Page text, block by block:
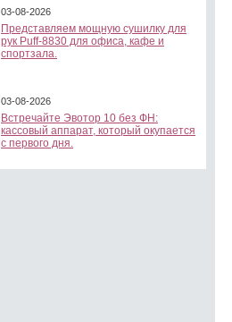
03-08-2026
Представляем мощную сушилку для
рук Puff-8830 для офиса, кафе и
спортзала.
03-08-2026
Встречайте Эвотор 10 без ФН:
кассовый аппарат, который окупается
с первого дня.